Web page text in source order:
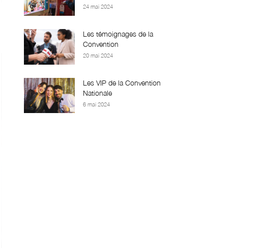
24 mai 2024
Les témoignages de la
Convention
20 mai 2024
Les VIP de la Convention
Nationale
6 mai 2024